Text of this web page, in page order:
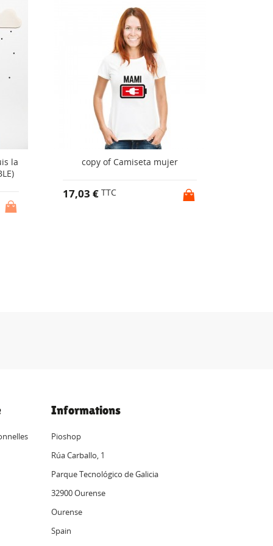
la
copy of Camiseta mujer
17,03 €TTC
Informations
Pioshop
Rúa Carballo, 1
Parque Tecnológico de Galicia
32900 Ourense
Ourense
Spain